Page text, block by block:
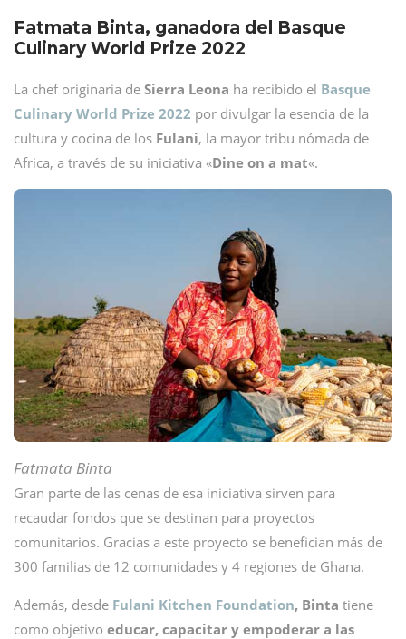
Fatmata Binta, ganadora del Basque
Culinary World Prize 2022
La chef originaria de Sierra Leona ha recibido el Basque
Culinary World Prize 2022 por divulgar la esencia de la
cultura y cocina de los Fulani, la mayor tribu nómada de
Africa, a través de su iniciativa «Dine on a mat«.
Fatmata Binta
Gran parte de las cenas de esa iniciativa sirven para
recaudar fondos que se destinan para proyectos
comunitarios. Gracias a este proyecto se benefician más de
300 familias de 12 comunidades y 4 regiones de Ghana.
Además, desde Fulani Kitchen Foundation, Binta tiene
como objetivo educar, capacitar y empoderar a las